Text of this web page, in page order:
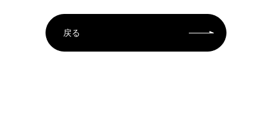
戻る